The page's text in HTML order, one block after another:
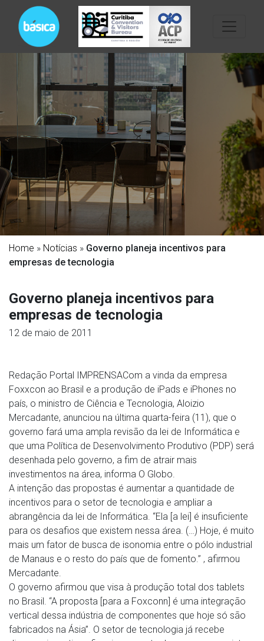
Home » Notícias » Governo planeja incentivos para
empresas de tecnologia
Governo planeja incentivos para
empresas de tecnologia
12 de maio de 2011
Redação Portal IMPRENSACom a vinda da empresa
Foxxcon ao Brasil e a produção de iPads e iPhones no
país, o ministro de Ciência e Tecnologia, Aloizio
Mercadante, anunciou na última quarta-feira (11), que o
governo fará uma ampla revisão da lei de Informática e
que uma Política de Desenvolvimento Produtivo (PDP) será
desenhada pelo governo, a fim de atrair mais
investimentos na área, informa O Globo.
A intenção das propostas é aumentar a quantidade de
incentivos para o setor de tecnologia e ampliar a
abrangência da lei de Informática. “Ela [a lei] é insuficiente
para os desafios que existem nessa área. (…) Hoje, é muito
mais um fator de busca de isonomia entre o pólo industrial
de Manaus e o resto do país que de fomento.” , afirmou
Mercadante.
O governo afirmou que visa à produção total dos tablets
no Brasil. “A proposta [para a Foxconn] é uma integração
vertical dessa indústria de componentes que hoje só são
fabricados na Ásia”. O setor de tecnologia já recebe